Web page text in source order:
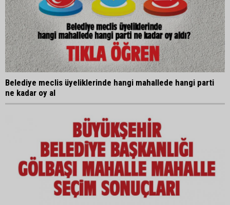
Belediye meclis üyeliklerinde hangi mahallede hangi parti
ne kadar oy al